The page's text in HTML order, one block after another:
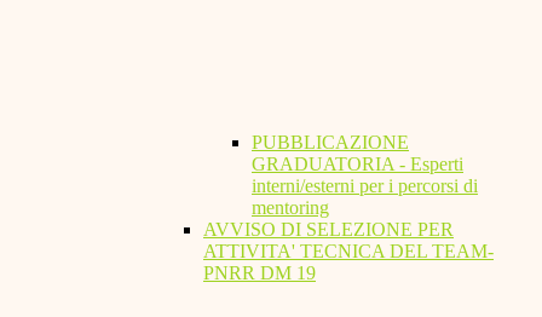
PUBBLICAZIONE
GRADUATORIA - Esperti
interni/esterni per i percorsi di
mentoring
AVVISO DI SELEZIONE PER
ATTIVITA' TECNICA DEL TEAM-
PNRR DM 19